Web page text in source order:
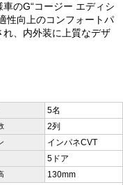
のG“コージー エディシ
性向上のコンフォートパ
、内外装に上質なデザ
5名
2列
インパネCVT
5ドア
130mm